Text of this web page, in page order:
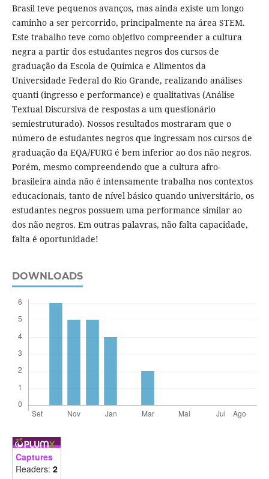
Brasil teve pequenos avanços, mas ainda existe um longo
caminho a ser percorrido, principalmente na área STEM.
Este trabalho teve como objetivo compreender a cultura
negra a partir dos estudantes negros dos cursos de
graduação da Escola de Química e Alimentos da
Universidade Federal do Rio Grande, realizando análises
quanti (ingresso e performance) e qualitativas (Análise
Textual Discursiva de respostas a um questionário
semiestruturado). Nossos resultados mostraram que o
número de estudantes negros que ingressam nos cursos de
graduação da EQA/FURG é bem inferior ao dos não negros.
Porém, mesmo compreendendo que a cultura afro-
brasileira ainda não é intensamente trabalha nos contextos
educacionais, tanto de nível básico quando universitário, os
estudantes negros possuem uma performance similar ao
dos não negros. Em outras palavras, não falta capacidade,
falta é oportunidade!
DOWNLOADS
Captures
Readers: 2